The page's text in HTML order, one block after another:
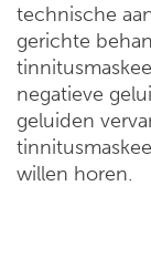
technische
gerichte
negatieve
geluiden
willen horen.